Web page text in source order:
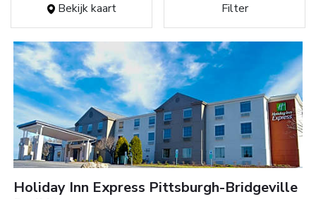
Bekijk kaart Filter
Holiday Inn Express Pittsburgh-Bridgeville